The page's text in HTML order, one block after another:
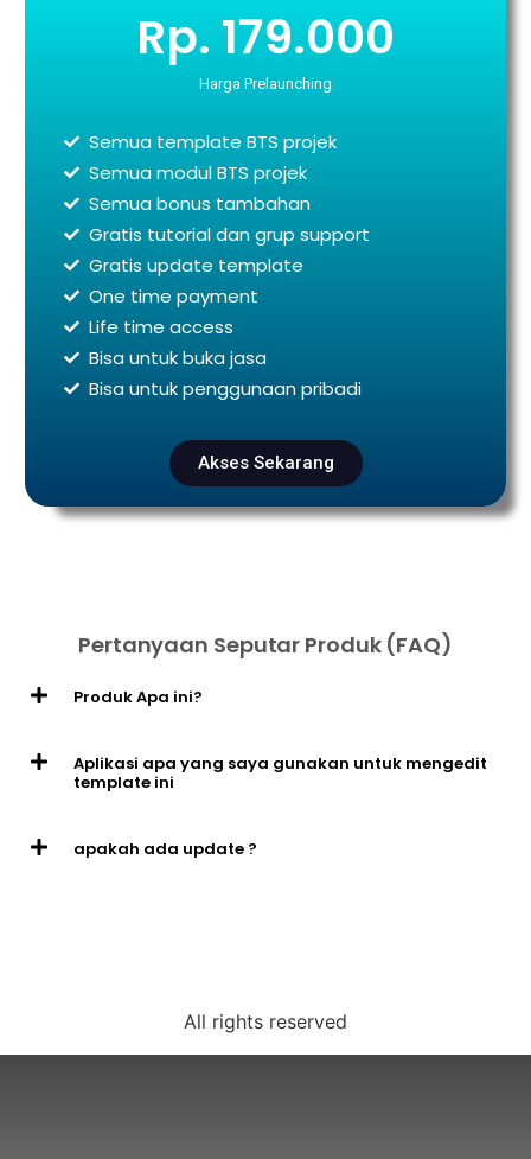
Rp. 179.000
Harga Prelaunching
Semua template BTS projek
Semua modul BTS projek
Semua bonus tambahan
Gratis tutorial dan grup support
Gratis update template
One time payment
Life time access
Bisa untuk buka jasa
Bisa untuk penggunaan pribadi
Akses Sekarang
Pertanyaan Seputar Produk (FAQ)
Produk Apa ini?
Aplikasi apa yang saya gunakan untuk mengedit
template ini
apakah ada update ?
All rights reserved